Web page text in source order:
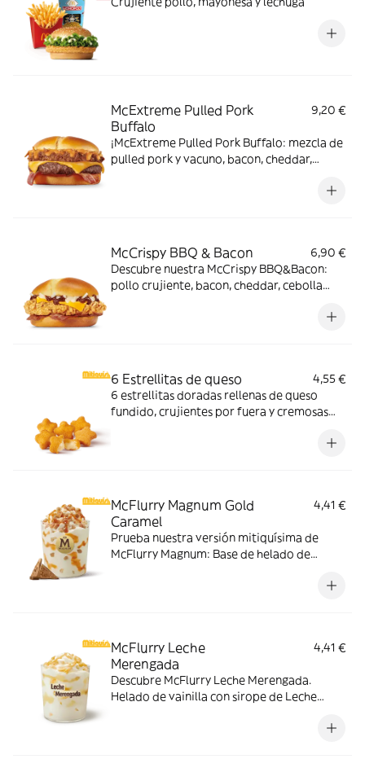
McExtreme Pulled Pork
Buffalo
9,20 €
¡McExtreme Pulled Pork Buffalo: mezcla de
pulled pork y vacuno, bacon, cheddar,
McCrispy BBQ & Bacon
6,90 €
Descubre nuestra McCrispy BBQ&Bacon:
pollo crujiente, bacon, cheddar, cebolla
harina de trigo con copos de patata. ¡Sabor
6 Estrellitas de queso
4,55 €
6 estrellitas doradas rellenas de queso
fundido, crujientes por fuera y cremosas
McFlurry Magnum Gold
Caramel
4,41 €
Prueba nuestra versión mitiquísima de
McFlurry Magnum: Base de helado de
Topping triturado de galleta con perlas y
McFlurry Leche
Merengada
4,41 €
Descubre McFlurry Leche Merengada.
Helado de vainilla con sirope de Leche
ahora y no te quedes sin tus mitiquísimos